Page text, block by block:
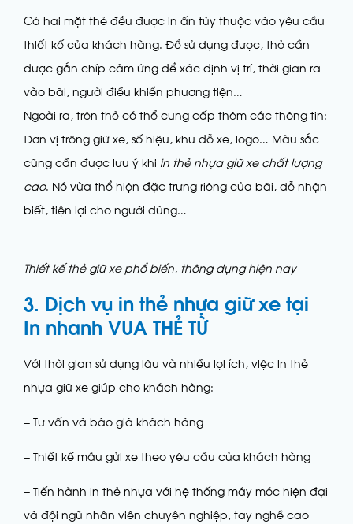
Cả hai mặt thẻ đều được in ấn tùy thuộc vào yêu cầu
thiết kế của khách hàng. Để sử dụng được, thẻ cần
được gắn chíp cảm ứng để xác định vị trí, thời gian ra
vào bãi, người điều khiển phương tiện…
Ngoài ra, trên thẻ có thể cung cấp thêm các thông tin:
Đơn vị trông giữ xe, số hiệu, khu đỗ xe, logo… Màu sắc
cũng cần được lưu ý khi in thẻ nhựa giữ xe chất lượng
cao. Nó vừa thể hiện đặc trưng riêng của bãi, dễ nhận
biết, tiện lợi cho người dùng…
Thiết kế thẻ giữ xe phổ biến, thông dụng hiện nay
3. Dịch vụ in thẻ nhựa giữ xe tại
In nhanh VUA THẺ TỪ
Với thời gian sử dụng lâu và nhiều lợi ích, việc in thẻ
nhựa giữ xe giúp cho khách hàng:
– Tư vấn và báo giá khách hàng
– Thiết kế mẫu gửi xe theo yêu cầu của khách hàng
– Tiến hành in thẻ nhựa với hệ thống máy móc hiện đại
và đội ngũ nhân viên chuyên nghiệp, tay nghề cao